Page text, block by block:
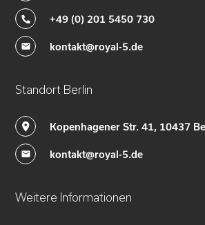
+49 (0) 201 5450 730
kontakt@royal-5.de
Standort Berlin
Kopenhagener Str. 41, 10437
kontakt@royal-5.de
Weitere Informationen